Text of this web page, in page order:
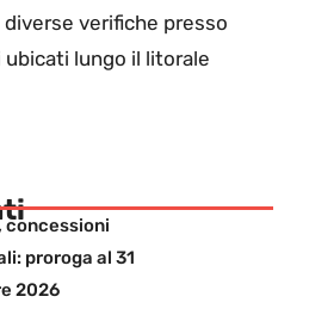
verifiche presso
lungo il litorale
concessioni
proroga al 31
2026